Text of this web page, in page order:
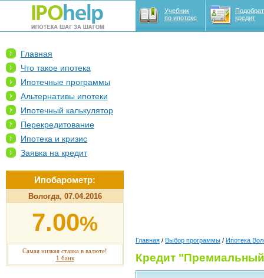
Учебник
по ипотеке
кредит
Главная
Что такое ипотека
Ипотечные программы
Альтернативы ипотеки
Ипотечный калькулятор
Перекредитование
Ипотека и кризис
Заявка на кредит
Ипобарометр:
Вологда, 07.04.2016
7.00%
Самая низкая ставка в валюте!
1 банк
Главная / Выбор программы / Ипотека
Кредит